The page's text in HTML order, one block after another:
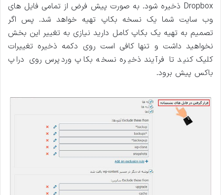
Dropbox ذخیره شود. به صورت پیش فرض از تمامی فایل های
وب سایت شما یک نسخه بکاپ تهیه خواهد شد. پس اگر
تصمیم به تهیه یک بکاپ کامل دارید نیازی به تغییر این بخش
نخواهید داشت و تنها کافی است روی دکمه ذخیره تغییرات
کلیک کنید تا فرآیند ذخیره نسخه بکاپ وردپرس روی دراپ
باکس پیش برود.